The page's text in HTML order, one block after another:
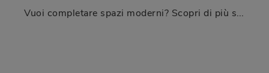
Vuoi completare spazi moderni? Scopri di più sui tavoli moderni fissi: il modello da cucina Nenè rettangolare ti attende.